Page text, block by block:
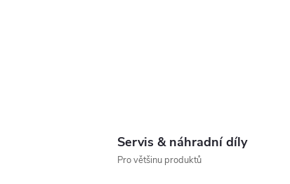
Servis & náhradní díly
Pro většinu produktů